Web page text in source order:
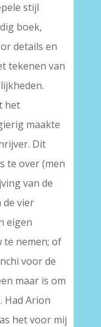
stijl
boek,
details en
tekenen van
het
maakte
Dit
te over (men
van de
de vier
eigen
te nemen; of
voor de
maar is om
Had Arion
het voor mij